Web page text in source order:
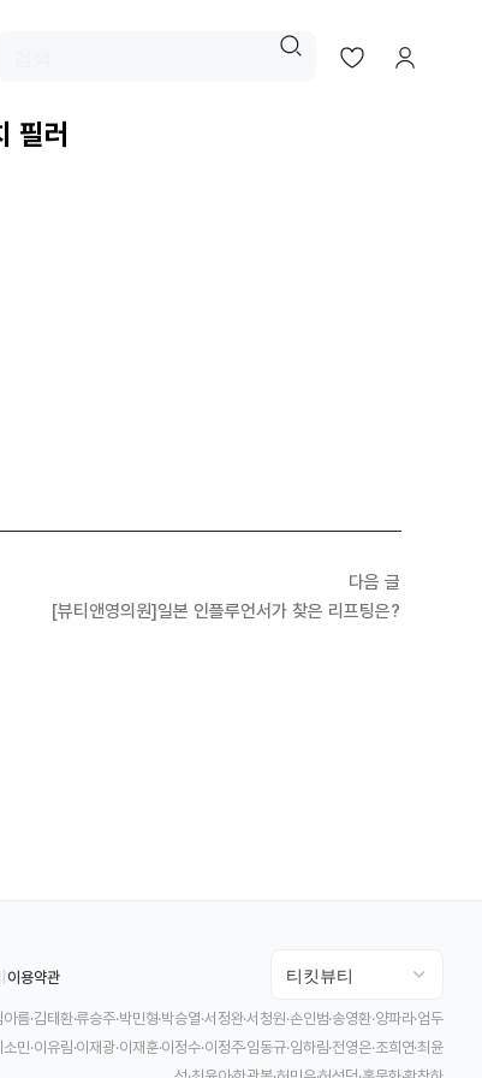
필러
다음 글
[뷰티앤영의원]일본 인플루언서가 찾은 리프팅은?
|이용약관
름·김태환·류승주·박민형·박승열·서정완·서청원·손인범·송영환·양파라·엄두
민·이유림·이재광·이재훈·이정수·이정주·임동규·임하림·전영은·조희연·최윤